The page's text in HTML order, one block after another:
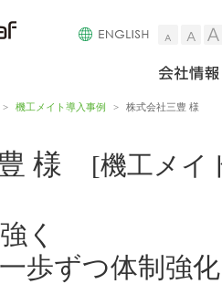
小
> 機工メイト導入事例 > 株式会社三豊 様
様 [機工メ
く
歩ずつ体制強化